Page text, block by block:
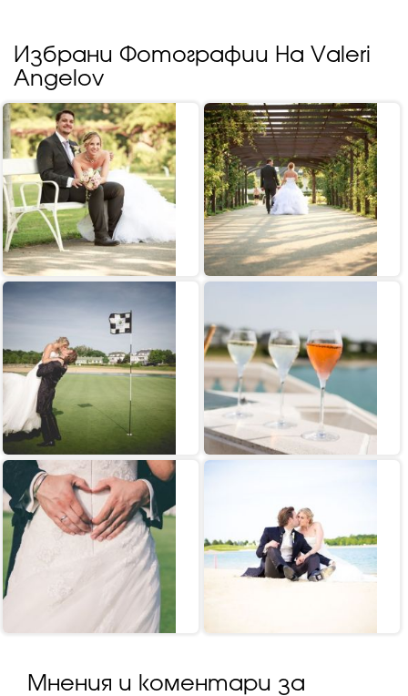
Избрани Фотографии На Valeri
Angelov
Мнения и коментари за